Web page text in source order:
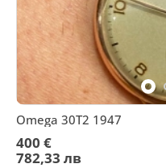
Omega 30T2 1947
400 €
782,33 лв